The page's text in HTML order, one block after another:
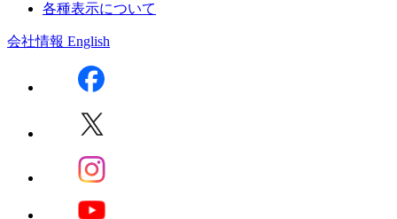
各種表示について
会社情報 English